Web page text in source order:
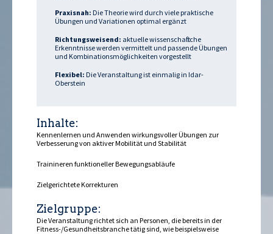
Praxisnah: Die Theorie wird durch viele praktische
Übungen und Variationen optimal ergänzt
Richtungsweisend: aktuelle wissenschaftliche
Erkenntnisse werden vermittelt und passende Übungen
und Kombinationsmöglichkeiten vorgestellt
Flexibel: Die Veranstaltung ist einmalig in Idar-
Oberstein
Inhalte:
Kennenlernen und Anwenden wirkungsvoller Übungen zur
Verbesserung von aktiver Mobilität und Stabilität
Trainineren funktioneller Bewegungsabläufe
Zielgerichtete Korrekturen
Zielgruppe:
Die Veranstaltung richtet sich an Personen, die bereits in der
Fitness-/Gesundheitsbranche tätig sind, wie beispielsweise